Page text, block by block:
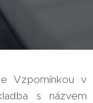
Vzpomínkou v
s názvem